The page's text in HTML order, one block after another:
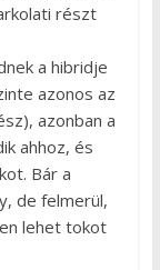
részt
a hibridje
azonos az
azonban a
ahhoz, és
Bár a
de felmerül,
lehet tokot